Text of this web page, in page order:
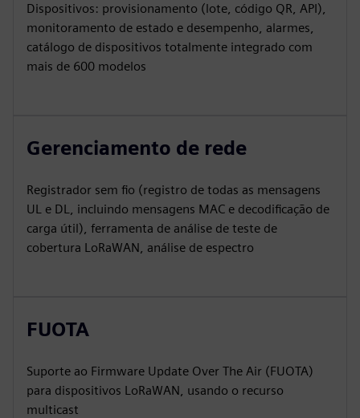
Dispositivos: provisionamento (lote, código QR, API),
monitoramento de estado e desempenho, alarmes,
catálogo de dispositivos totalmente integrado com
mais de 600 modelos
Gerenciamento de rede
Registrador sem fio (registro de todas as mensagens
UL e DL, incluindo mensagens MAC e decodificação de
carga útil), ferramenta de análise de teste de
cobertura LoRaWAN, análise de espectro
FUOTA
Suporte ao Firmware Update Over The Air (FUOTA)
para dispositivos LoRaWAN, usando o recurso
multicast